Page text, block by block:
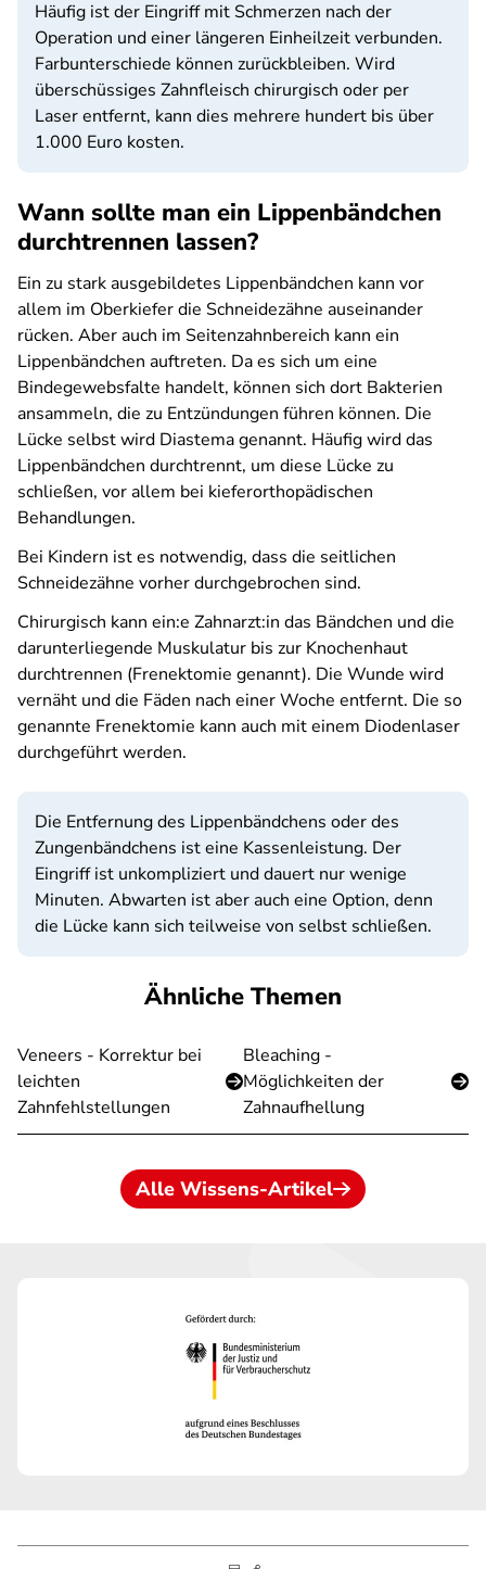
Häufig ist der Eingriff mit Schmerzen nach der
Operation und einer längeren Einheilzeit verbunden.
Farbunterschiede können zurückbleiben. Wird
überschüssiges Zahnfleisch chirurgisch oder per
Laser entfernt, kann dies mehrere hundert bis über
1.000 Euro kosten.
Wann sollte man ein Lippenbändchen
durchtrennen lassen?
Ein zu stark ausgebildetes Lippenbändchen kann vor
allem im Oberkiefer die Schneidezähne auseinander
rücken. Aber auch im Seitenzahnbereich kann ein
Lippenbändchen auftreten. Da es sich um eine
Bindegewebsfalte handelt, können sich dort Bakterien
ansammeln, die zu Entzündungen führen können. Die
Lücke selbst wird Diastema genannt. Häufig wird das
Lippenbändchen durchtrennt, um diese Lücke zu
schließen, vor allem bei kieferorthopädischen
Behandlungen.
Bei Kindern ist es notwendig, dass die seitlichen
Schneidezähne vorher durchgebrochen sind.
Chirurgisch kann ein:e Zahnarzt:in das Bändchen und die
darunterliegende Muskulatur bis zur Knochenhaut
durchtrennen (Frenektomie genannt). Die Wunde wird
vernäht und die Fäden nach einer Woche entfernt. Die so
genannte Frenektomie kann auch mit einem Diodenlaser
durchgeführt werden.
Die Entfernung des Lippenbändchens oder des
Zungenbändchens ist eine Kassenleistung. Der
Eingriff ist unkompliziert und dauert nur wenige
Minuten. Abwarten ist aber auch eine Option, denn
die Lücke kann sich teilweise von selbst schließen.
Ähnliche Themen
Veneers - Korrektur bei
leichten
Zahnfehlstellungen
Bleaching -
Möglichkeiten der
Zahnaufhellung
Alle Wissens-Artikel